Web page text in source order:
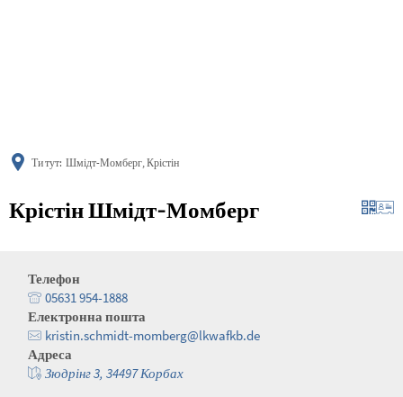
Ти тут: Шмідт-Момберг, Крістін
Крістін Шмідт-Момберг
Телефон
05631 954-1888
Електронна пошта
kristin.schmidt-momberg@lkwafkb.de
Адреса
Зюдрінг 3, 34497 Корбах